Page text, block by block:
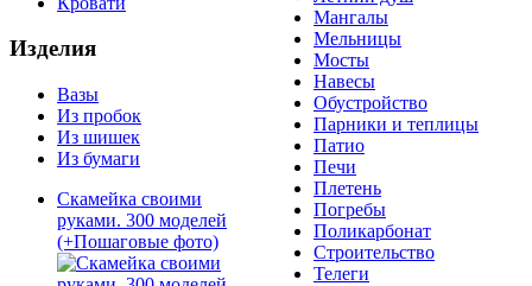
Изделия
Вазы
Из пробок
Из шишек
Из бумаги
Скамейка своими
руками. 300 моделей
(+Пошаговые фото)
Мангалы
Мельницы
Мосты
Навесы
Обустройство
Парники и теплицы
Патио
Печи
Плетень
Погребы
Поликарбонат
Строительство
Телеги